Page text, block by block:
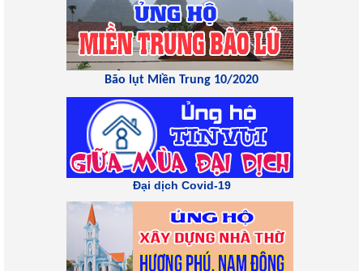
Bão lụt Miền Trung 10/2020
Đại dịch Covid-19